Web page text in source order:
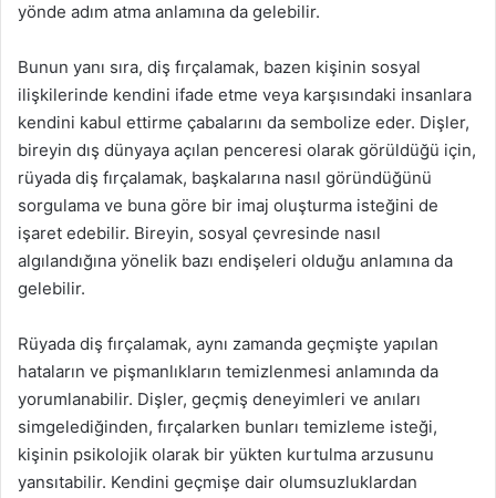
yönde adım atma anlamına da gelebilir.
Bunun yanı sıra, diş fırçalamak, bazen kişinin sosyal
ilişkilerinde kendini ifade etme veya karşısındaki insanlara
kendini kabul ettirme çabalarını da sembolize eder. Dişler,
bireyin dış dünyaya açılan penceresi olarak görüldüğü için,
rüyada diş fırçalamak, başkalarına nasıl göründüğünü
sorgulama ve buna göre bir imaj oluşturma isteğini de
işaret edebilir. Bireyin, sosyal çevresinde nasıl
algılandığına yönelik bazı endişeleri olduğu anlamına da
gelebilir.
Rüyada diş fırçalamak, aynı zamanda geçmişte yapılan
hataların ve pişmanlıkların temizlenmesi anlamında da
yorumlanabilir. Dişler, geçmiş deneyimleri ve anıları
simgelediğinden, fırçalarken bunları temizleme isteği,
kişinin psikolojik olarak bir yükten kurtulma arzusunu
yansıtabilir. Kendini geçmişe dair olumsuzluklardan